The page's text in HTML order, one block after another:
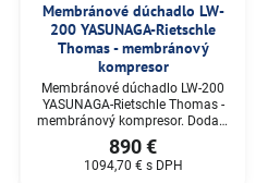
Membránové dúchadlo LW-
200 YASUNAGA-Rietschle
Thomas - membránový
kompresor
Membránové dúchadlo LW-200
YASUNAGA-Rietschle Thomas -
membránový kompresor. Dodací
termín: do 3-4 pracovných dní,
Cena na dopyt.
890 €
1094,70 € s DPH